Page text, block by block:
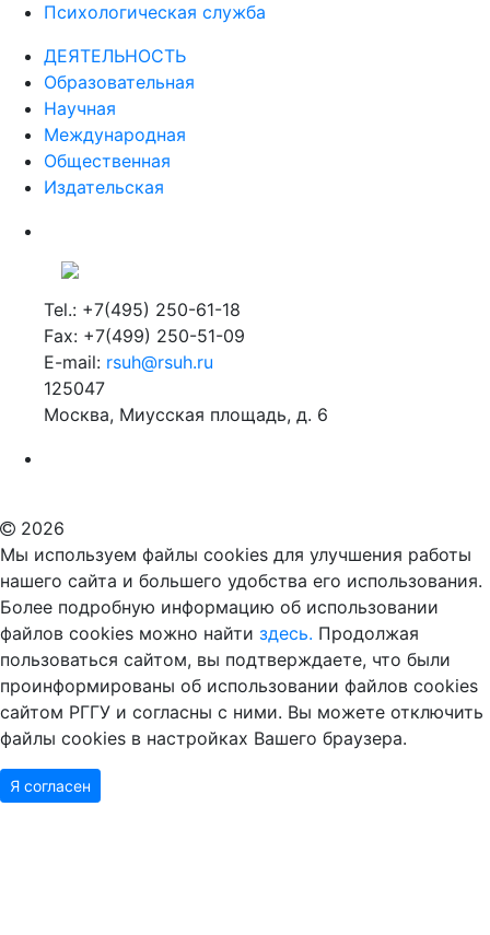
Психологическая служба
ДЕЯТЕЛЬНОСТЬ
Образовательная
Научная
Международная
Общественная
Издательская
Tel.: +7(495) 250-61-18
Fax: +7(499) 250-51-09
E-mail: rsuh@rsuh.ru
125047
Москва, Миусская площадь, д. 6
2026
Мы используем файлы cookies для улучшения работы
нашего сайта и большего удобства его использования.
Более подробную информацию об использовании
файлов cookies можно найти здесь. Продолжая
пользоваться сайтом, вы подтверждаете, что были
проинформированы об использовании файлов cookies
сайтом РГГУ и согласны с ними. Вы можете отключить
файлы cookies в настройках Вашего браузера.
Я согласен